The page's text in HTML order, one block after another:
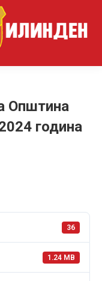
Општина
година
36
1.24 MB